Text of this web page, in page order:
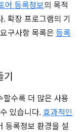
어 등록정보의 목적
확장 프로그램의 기
구사항 목록은 등록
할수록 더 많은 사용
있습니다. 효과적인
등록정보 환경을 설